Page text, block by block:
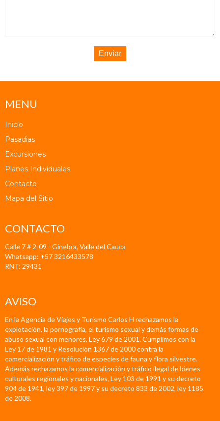
Enviar
MENU
Inicio
Pasadias
Excursiones
Planes Individuales
Contacto
Mapa del Sitio
CONTACTO
Calle 7 # 2-09 - Ginebra, Valle del Cauca
Whatsapp: +57 3216433578
RNT: 29431
AVISO
En la Agencia de Viajes y Turismo Carlos H rechazamos la
explotación, la pornografía, el turismo sexual y demás formas de
abuso sexual con menores, Ley 679 de 2001. Cumplimos con la
Ley 17 de 1981 y Resolución 1367 de 2000 contra la
comercialización y tráfico de especies de fauna y flora silvestre.
Además rechazamos la comercialización y tráfico ilegal de bienes
culturales regionales y nacionales, Ley 103 de 1991 y su decreto
904 de 1941, ley 397 de 1997 y su decreto 833 de 2002, ley 1185
de 2008.